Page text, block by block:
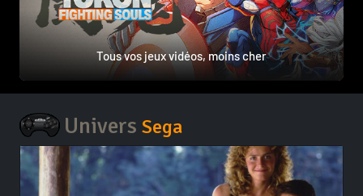
Tous vos jeux vidéos, moins cher
Univers Sega